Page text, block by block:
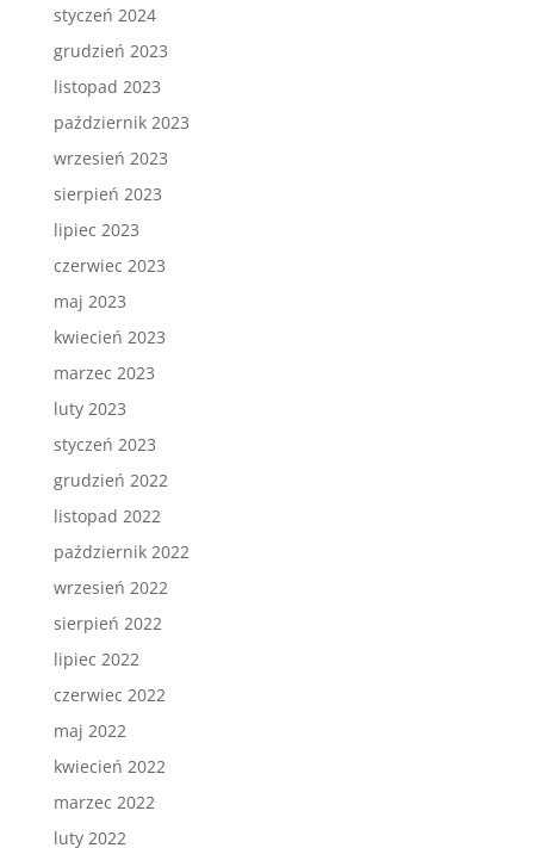
styczeń 2024
grudzień 2023
listopad 2023
październik 2023
wrzesień 2023
sierpień 2023
lipiec 2023
czerwiec 2023
maj 2023
kwiecień 2023
marzec 2023
luty 2023
styczeń 2023
grudzień 2022
listopad 2022
październik 2022
wrzesień 2022
sierpień 2022
lipiec 2022
czerwiec 2022
maj 2022
kwiecień 2022
marzec 2022
luty 2022